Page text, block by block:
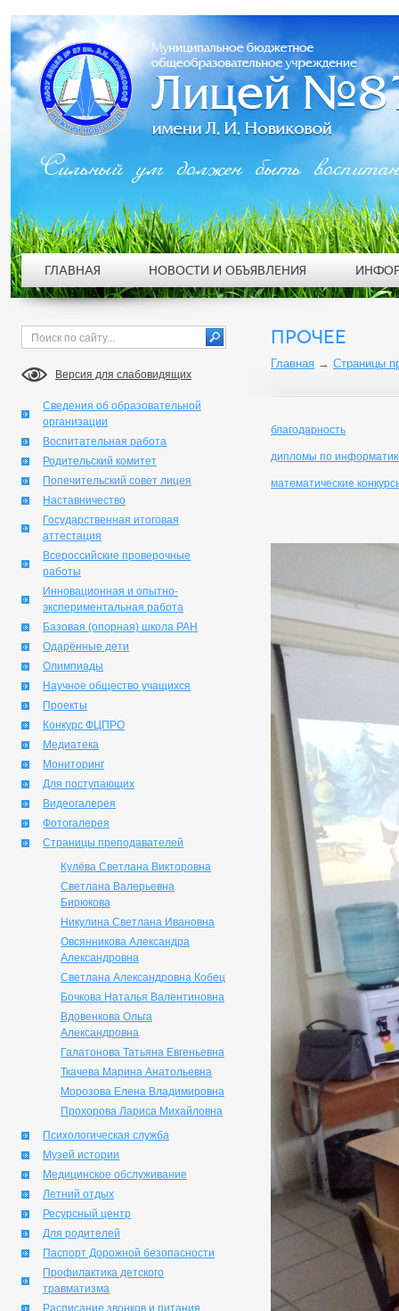
Версия для слабовидящих
Сведения об образовательной
организации
Воспитательная работа
Родительский комитет
Попечительский совет лицея
Наставничество
Государственная итоговая
аттестация
Всероссийские проверочные
работы
Инновационная и опытно-
экспериментальная работа
Базовая (опорная) школа РАН
Одарённые дети
Олимпиады
Научное общество учащихся
Проекты
Конкурс ФЦПРО
Медиатека
Мониторинг
Для поступающих
Видеогалерея
Фотогалерея
Страницы преподавателей
Кулёва Светлана Викторовна
Светлана Валерьевна
Бирюкова
Никулина Светлана Ивановна
Овсянникова Александра
Александровна
Светлана Александровна Кобец
Бочкова Наталья Валентиновна
Вдовенкова Ольга
Александровна
Галатонова Татьяна Евгеньевна
Ткачева Марина Анатольевна
Морозова Елена Владимировна
Прохорова Лариса Михайловна
Психологическая служба
Музей истории
Медицинское обслуживание
Летний отдых
Ресурсный центр
Для родителей
Паспорт Дорожной безопасности
Профилактика детского
травматизма
Расписание звонков и питания
ПРОЧЕЕ
Главная → Страницы
благодарность
дипломы по
математические
Сильный ум должен быть
ГЛАВНАЯ НОВОСТИ И ОБЪЯВЛЕНИЯ